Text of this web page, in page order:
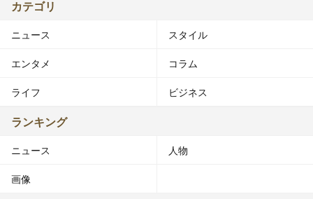
カテゴリ
ニュース スタイル
エンタメ コラム
ライフ ビジネス
ランキング
ニュース 人物
画像